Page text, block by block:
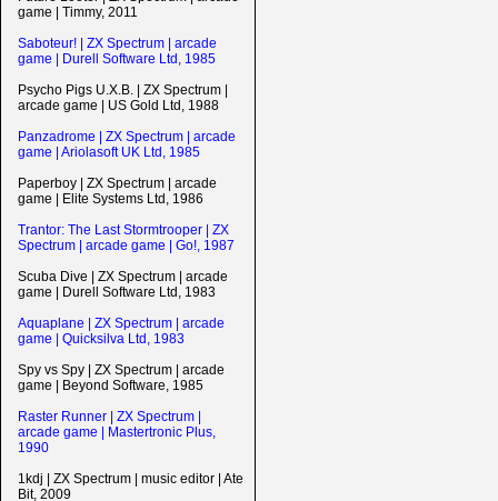
game | Timmy, 2011
Saboteur! | ZX Spectrum | arcade
game | Durell Software Ltd, 1985
Psycho Pigs U.X.B. | ZX Spectrum |
arcade game | US Gold Ltd, 1988
Panzadrome | ZX Spectrum | arcade
game | Ariolasoft UK Ltd, 1985
Paperboy | ZX Spectrum | arcade
game | Elite Systems Ltd, 1986
Trantor: The Last Stormtrooper | ZX
Spectrum | arcade game | Go!, 1987
Scuba Dive | ZX Spectrum | arcade
game | Durell Software Ltd, 1983
Aquaplane | ZX Spectrum | arcade
game | Quicksilva Ltd, 1983
Spy vs Spy | ZX Spectrum | arcade
game | Beyond Software, 1985
Raster Runner | ZX Spectrum |
arcade game | Mastertronic Plus,
1990
1kdj | ZX Spectrum | music editor | Ate
Bit, 2009